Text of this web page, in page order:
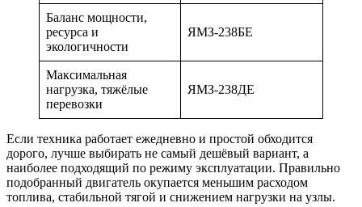
Баланс мощности,
ресурса и
экологичности
ЯМЗ-238БЕ
Максимальная
нагрузка, тяжёлые
перевозки
ЯМЗ-238ДЕ
Если техника работает ежедневно и простой обходится
дорого, лучше выбирать не самый дешёвый вариант, а
наиболее подходящий по режиму эксплуатации. Правильно
подобранный двигатель окупается меньшим расходом
топлива, стабильной тягой и снижением нагрузки на узлы.